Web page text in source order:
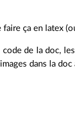
ça en latex
de la doc,
dans la